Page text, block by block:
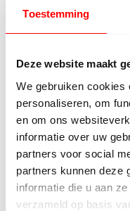
Toestemming
Deze website maakt
We gebruiken cookies
personaliseren, om
en om ons
informatie over uw
partners voor social
partners kunnen deze
informatie die u aan
verzameld op basis